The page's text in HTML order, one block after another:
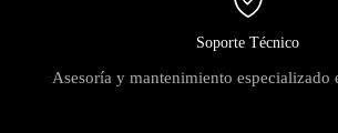
Soporte Técnico
Asesoría y mantenimiento especializado